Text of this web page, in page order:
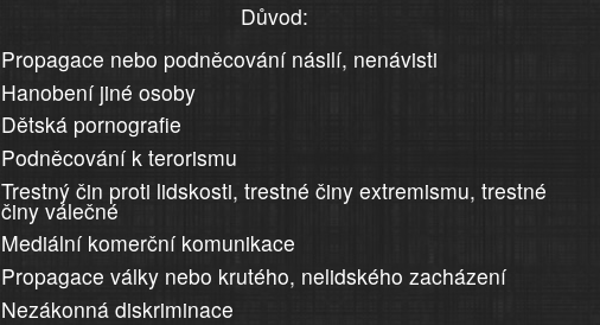
Důvod:
Propagace nebo podněcování násilí, nenávisti
Hanobení jiné osoby
Dětská pornografie
Podněcování k terorismu
Trestný čin proti lidskosti, trestné činy extremismu, trestné
činy válečné
Mediální komerční komunikace
Propagace války nebo krutého, nelidského zacházení
Nezákonná diskriminace